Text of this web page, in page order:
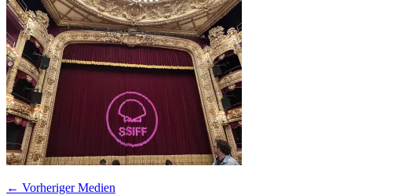
← Vorheriger Medien